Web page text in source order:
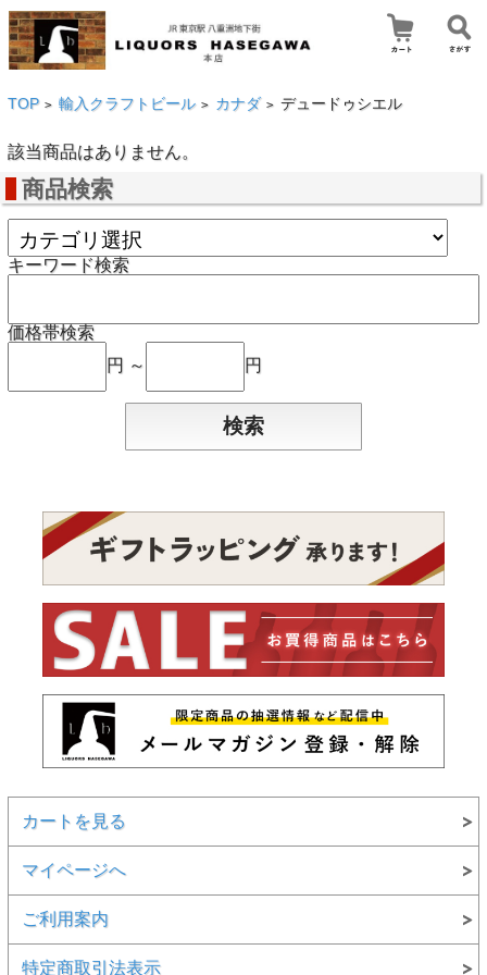
TOP > 輸入クラフトビール > カナダ > デュードゥシエル
該当商品はありません。
商品検索
キーワード検索
価格帯検索
円 ～
円
カートを見る
マイページへ
ご利用案内
特定商取引法表示